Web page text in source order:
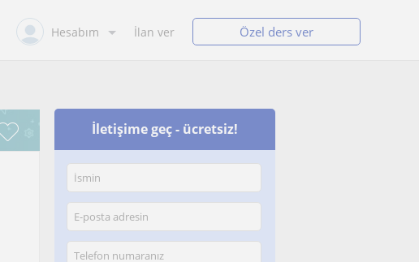
Hesabım İlan ver Özel ders ver
İletişime geç - ücretsiz!